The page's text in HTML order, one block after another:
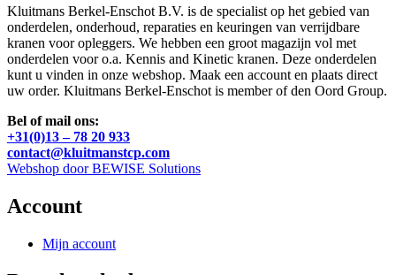
Kluitmans Berkel-Enschot B.V. is de specialist op het gebied van
onderdelen, onderhoud, reparaties en keuringen van verrijdbare
kranen voor opleggers. We hebben een groot magazijn vol met
onderdelen voor o.a. Kennis and Kinetic kranen. Deze onderdelen
kunt u vinden in onze webshop. Maak een account en plaats direct
uw order. Kluitmans Berkel-Enschot is member of den Oord Group.
Bel of mail ons:
+31(0)13 – 78 20 933
contact@kluitmanstcp.com
Webshop door BEWISE Solutions
Account
Mijn account